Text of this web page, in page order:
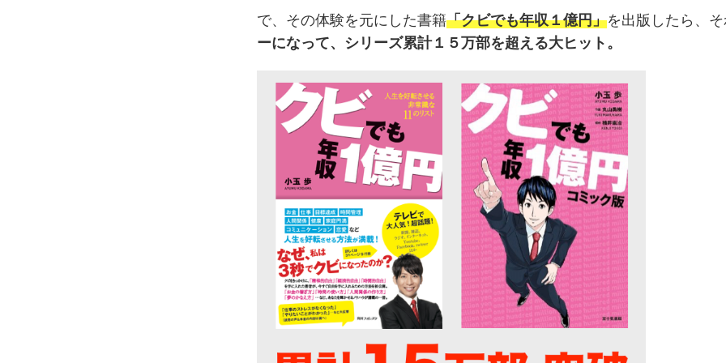
で、その体験を元にした書籍「クビでも年収１億円」を出版したら、
ーになって、シリーズ累計１５万部を超える大ヒット。